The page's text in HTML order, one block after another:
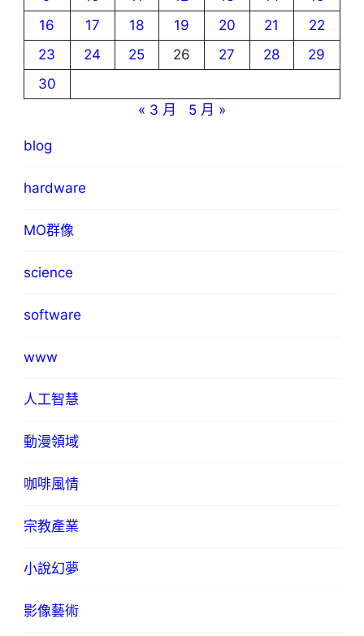
16
17 18 19 20 21
22
23
24 25 26 27 28
29
30
« 3 月
5 月 »
blog
hardware
MO群像
science
software
www
人工智慧
動漫領域
咖啡風情
宗教產業
小說幻夢
影像藝術